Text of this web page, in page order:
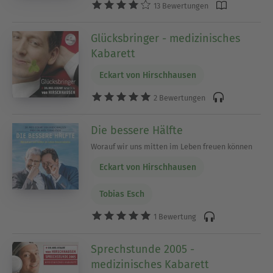
href=&quot;http://www.humorhilftheilen.de&quot
;&gt;www.humorhilftheilen.de&lt;/a&gt; zu finden.
Mehr &amp;uuml;ber Eckart von Hirschhausen
erfahren Sie unter:...
13 Bewertungen
Glücksbringer - medizinisches
Kabarett
Eckart von Hirschhausen
2 Bewertungen
Die bessere Hälfte
Worauf wir uns mitten im Leben freuen können
Eckart von Hirschhausen
Tobias Esch
1 Bewertung
Sprechstunde 2005 -
medizinisches Kabarett